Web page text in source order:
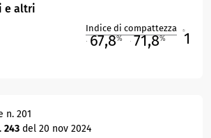
e altri
Indice di compattezza
67,8% 71,8% 1
n. 201
243 del 20 nov 2024